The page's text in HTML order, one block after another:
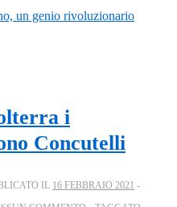
un genio rivoluzionario
i
Concutelli
IL 16 FEBBRAIO 2021